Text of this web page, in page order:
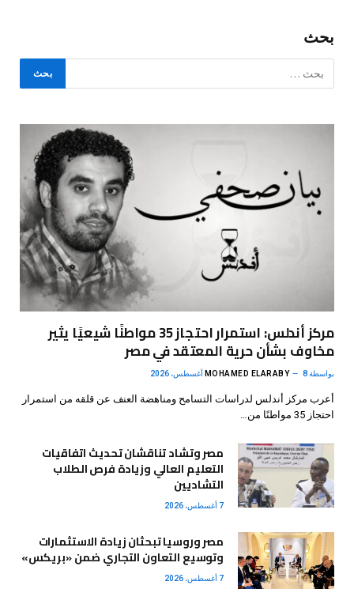
بحث
مركز أندلس: استمرار احتجاز 35 مواطنًا شيعيًا يثير
مخاوف بشأن حرية المعتقد في مصر
بواسطة MOHAMED ELARABY 8 أغسطس، 2026
أعرب مركز أندلس لدراسات التسامح ومناهضة العنف عن قلقه من استمرار
احتجاز 35 مواطنًا من…
مصر وتشاد تناقشان تحديث اتفاقيات
التعليم العالي وزيادة فرص الطلاب
التشاديين
7 أغسطس، 2026
مصر وروسيا تبحثان زيادة الاستثمارات
وتوسيع التعاون التجاري ضمن «بريكس»
7 أغسطس، 2026